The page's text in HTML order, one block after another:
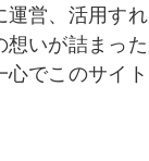
運営、活用す
想いが詰まっ
心でこのサイ